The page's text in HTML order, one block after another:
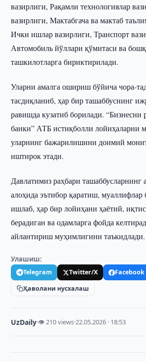
вазирлиги, Рақамли технологиялар
вазирлиги, Мактабгача ва мактаб
Ички ишлар вазирлиги, Транспорт
Автомобиль йўллари қўмитаси ва
ташкилотларга бириктирилади.
Уларни амалга ошириш бўйича чора-
тасдиқланиб, ҳар бир ташаббуснинг
равишда кузатиб борилади.
банки” АТБ истиқболли лойиҳаларни
уларнинг бажарилишини доимий
иштирок этади.
Давлатимиз раҳбари ташаббусларнинг
алоҳида эътибор қаратиш, муаллифлар
ишлаб, ҳар бир лойиҳани ҳаётий,
берадиган ва одамларга фойда
айлантириш муҳимлигини таъкидлади.
Улашиш:
Telegram Twitter/X
Facebook
Ҳаволани нусхалаш
UzDaily·👁 210 views·22.05.2026 · 18:53